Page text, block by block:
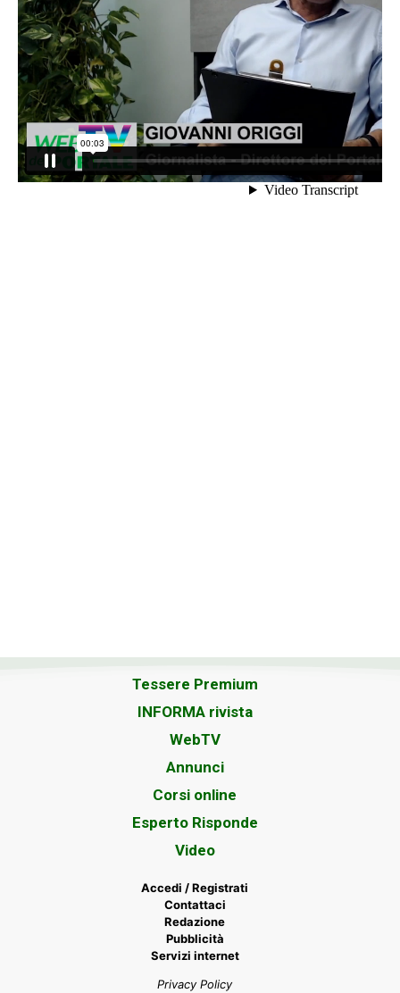
Tessere Premium
INFORMA rivista
WebTV
Annunci
Corsi online
Esperto Risponde
Video
Accedi / Registrati
Contattaci
Redazione
Pubblicità
Servizi internet
Privacy Policy